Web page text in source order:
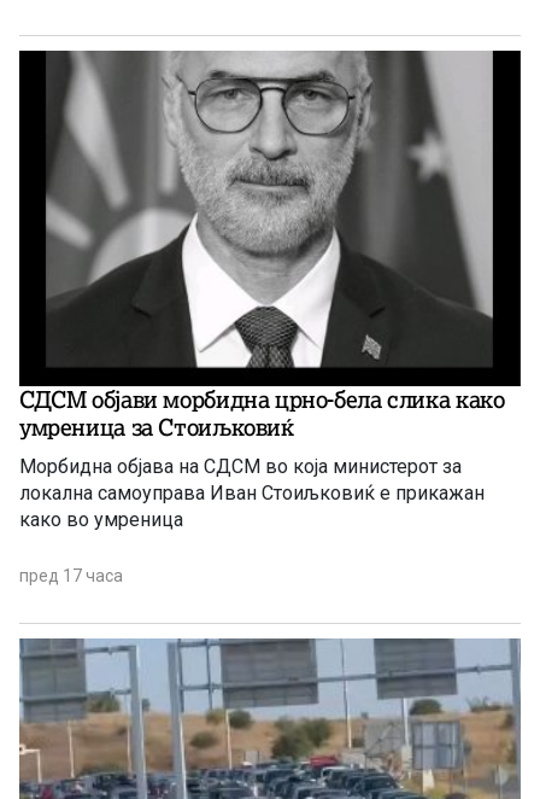
СДСМ објави морбидна црно-бела слика како
умреница за Стоиљковиќ
Морбидна објава на СДСМ во која министерот за
локална самоуправа Иван Стоиљковиќ е прикажан
како во умреница
пред 17 часа